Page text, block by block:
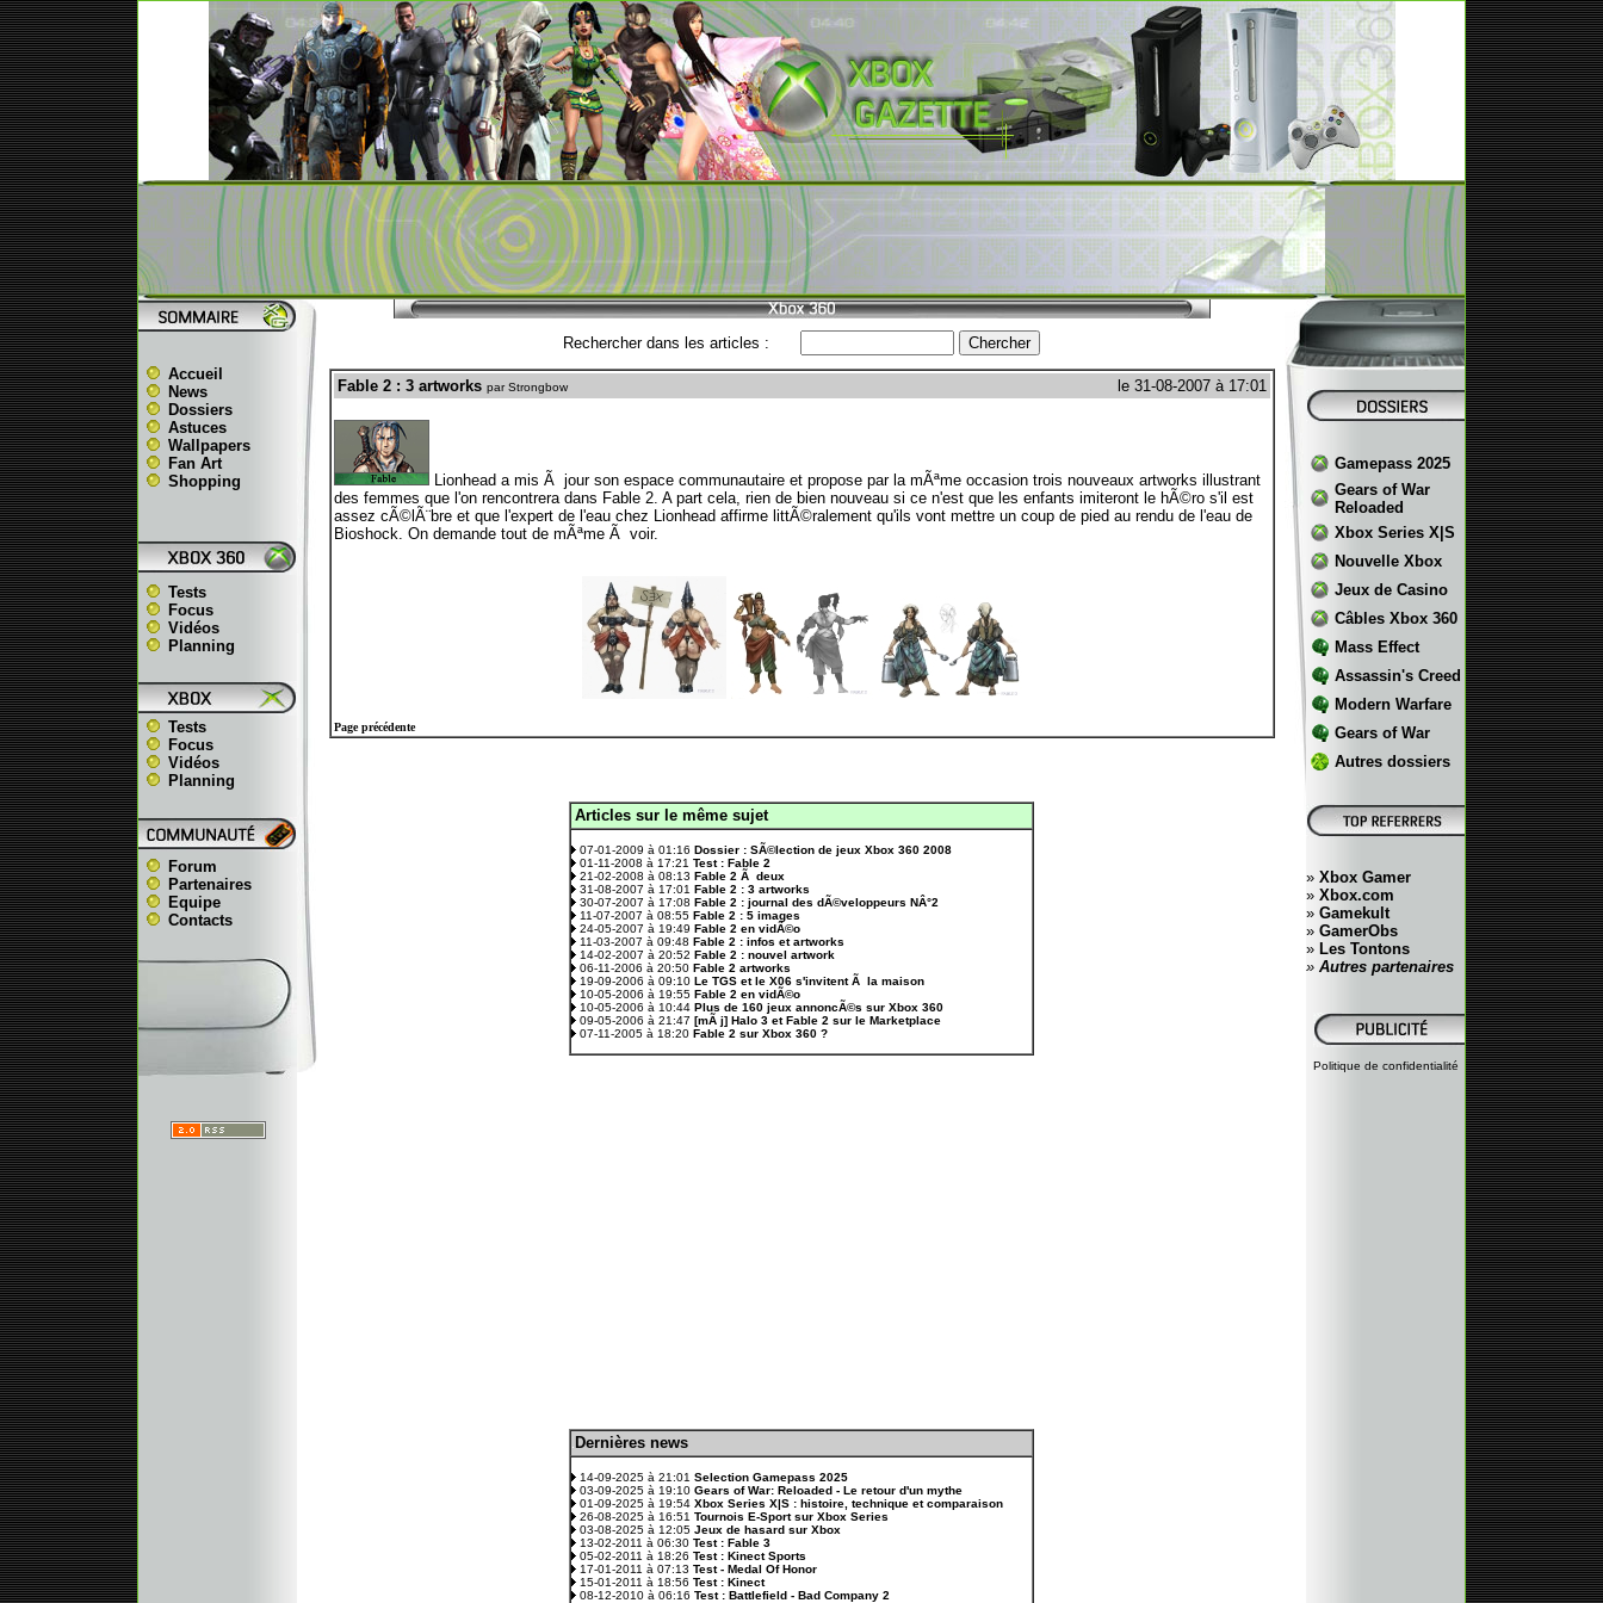
Accueil
News
Dossiers
Astuces
Wallpapers
Fan Art
Shopping
Tests
Focus
Vidéos
Planning
Tests
Focus
Vidéos
Planning
Forum
Partenaires
Equipe
Contacts
Rechercher dans les articles :
Fable 2 : 3 artworks par Strongbow le 31-08-2007 à 17:01
Lionhead a mis Ã jour son espace communautaire et propose par la mÃªme occasion trois nouveaux artworks illustrant
des femmes que l'on rencontrera dans Fable 2. A part cela, rien de bien nouveau si ce n'est que les enfants imiteront le hÃ©ro s'il est
assez cÃ©lÃ¨bre et que l'expert de l'eau chez Lionhead affirme littÃ©ralement qu'ils vont mettre un coup de pied au rendu de l'eau de
Bioshock. On demande tout de mÃªme Ã voir.
Page précédente
Articles sur le même sujet
07-01-2009 à 01:16 Dossier : SÃ©lection de jeux Xbox 360 2008
01-11-2008 à 17:21 Test : Fable 2
21-02-2008 à 08:13 Fable 2 Ã deux
31-08-2007 à 17:01 Fable 2 : 3 artworks
30-07-2007 à 17:08 Fable 2 : journal des dÃ©veloppeurs NÂ°2
11-07-2007 à 08:55 Fable 2 : 5 images
24-05-2007 à 19:49 Fable 2 en vidÃ©o
11-03-2007 à 09:48 Fable 2 : infos et artworks
14-02-2007 à 20:52 Fable 2 : nouvel artwork
06-11-2006 à 20:50 Fable 2 artworks
19-09-2006 à 09:10 Le TGS et le X06 s'invitent Ã la maison
10-05-2006 à 19:55 Fable 2 en vidÃ©o
10-05-2006 à 10:44 Plus de 160 jeux annoncÃ©s sur Xbox 360
09-05-2006 à 21:47 [mÃ j] Halo 3 et Fable 2 sur le Marketplace
07-11-2005 à 18:20 Fable 2 sur Xbox 360 ?
Dernières news
14-09-2025 à 21:01 Selection Gamepass 2025
03-09-2025 à 19:10 Gears of War: Reloaded - Le retour d'un mythe
01-09-2025 à 19:54 Xbox Series X|S : histoire, technique et comparaison
26-08-2025 à 16:51 Tournois E-Sport sur Xbox Series
03-08-2025 à 12:05 Jeux de hasard sur Xbox
13-02-2011 à 06:30 Test : Fable 3
05-02-2011 à 18:26 Test : Kinect Sports
17-01-2011 à 07:13 Test - Medal Of Honor
15-01-2011 à 18:56 Test : Kinect
08-12-2010 à 06:16 Test : Battlefield - Bad Company 2
Gamepass 2025
Gears of War
Reloaded
Xbox Series X|S
Nouvelle Xbox
Jeux de Casino
Câbles Xbox 360
Mass Effect
Assassin's Creed
Modern Warfare
Gears of War
Autres dossiers
» Xbox Gamer
» Xbox.com
» Gamekult
» GamerObs
» Les Tontons
» Autres partenaires
Politique de confidentialité